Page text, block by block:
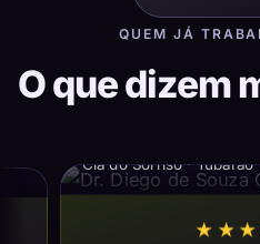
QUEM JÁ
O que dizem
Cia do Sorriso · Tubarão